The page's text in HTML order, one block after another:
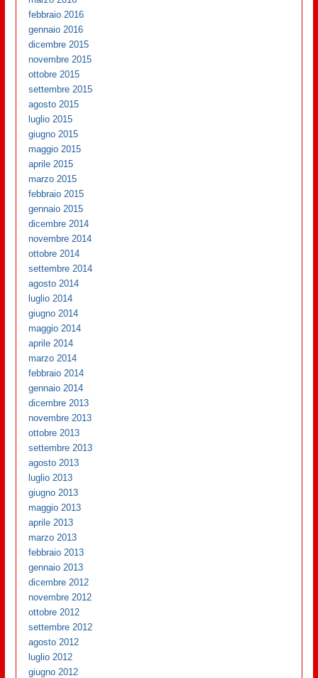
febbraio 2016
gennaio 2016
dicembre 2015
novembre 2015
ottobre 2015
settembre 2015
agosto 2015
luglio 2015
giugno 2015
maggio 2015
aprile 2015
marzo 2015
febbraio 2015
gennaio 2015
dicembre 2014
novembre 2014
ottobre 2014
settembre 2014
agosto 2014
luglio 2014
giugno 2014
maggio 2014
aprile 2014
marzo 2014
febbraio 2014
gennaio 2014
dicembre 2013
novembre 2013
ottobre 2013
settembre 2013
agosto 2013
luglio 2013
giugno 2013
maggio 2013
aprile 2013
marzo 2013
febbraio 2013
gennaio 2013
dicembre 2012
novembre 2012
ottobre 2012
settembre 2012
agosto 2012
luglio 2012
giugno 2012